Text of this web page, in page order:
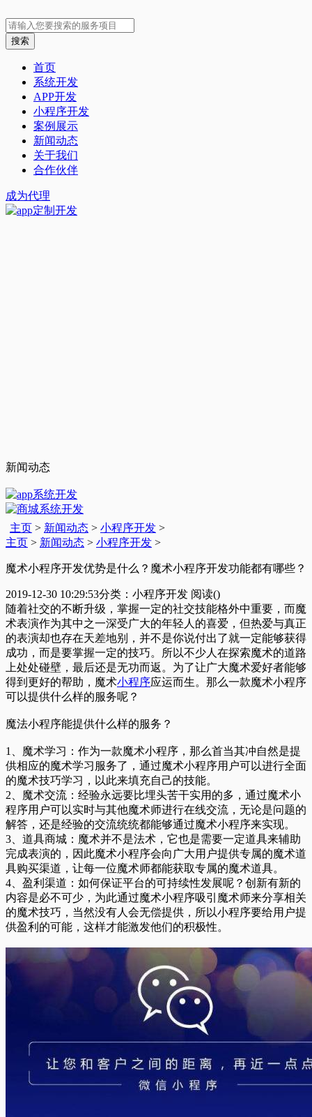
首页
系统开发
APP开发
小程序开发
案例展示
新闻动态
关于我们
合作伙伴
成为代理
新闻动态
主页> 新闻动态> 小程序开发>
主页 > 新闻动态 > 小程序开发 >
魔术小程序开发优势是什么？魔术小程序开发功能都有哪些？
2019-12-30 10:29:53分类：小程序开发 阅读()
随着社交的不断升级，掌握一定的社交技能格外中重要，而魔
术表演作为其中之一深受广大的年轻人的喜爱，但热爱与真正
的表演却也存在天差地别，并不是你说付出了就一定能够获得
成功，而是要掌握一定的技巧。所以不少人在探索魔术的道路
上处处碰壁，最后还是无功而返。为了让广大魔术爱好者能够
得到更好的帮助，魔术小程序应运而生。那么一款魔术小程序
可以提供什么样的服务呢？
魔法小程序能提供什么样的服务？
1、魔术学习：作为一款魔术小程序，那么首当其冲自然是提
供相应的魔术学习服务了，通过魔术小程序用户可以进行全面
的魔术技巧学习，以此来填充自己的技能。
2、魔术交流：经验永远要比埋头苦干实用的多，通过魔术小
程序用户可以实时与其他魔术师进行在线交流，无论是问题的
解答，还是经验的交流统统都能够通过魔术小程序来实现。
3、道具商城：魔术并不是法术，它也是需要一定道具来辅助
完成表演的，因此魔术小程序会向广大用户提供专属的魔术道
具购买渠道，让每一位魔术师都能获取专属的魔术道具。
4、盈利渠道：如何保证平台的可持续性发展呢？创新有新的
内容是必不可少，为此通过魔术小程序吸引魔术师来分享相关
的魔术技巧，当然没有人会无偿提供，所以小程序要给用户提
供盈利的可能，这样才能激发他们的积极性。